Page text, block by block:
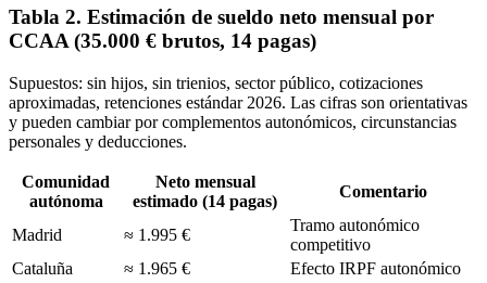
Tabla 2. Estimación de sueldo neto mensual por
CCAA (35.000 € brutos, 14 pagas)
Supuestos: sin hijos, sin trienios, sector público, cotizaciones
aproximadas, retenciones estándar 2026. Las cifras son orientativas
y pueden cambiar por complementos autonómicos, circunstancias
personales y deducciones.
Comunidad
autónoma
Neto mensual
estimado (14 pagas)
Comentario
Madrid ≈ 1.995 €
Tramo autonómico
competitivo
Cataluña
≈ 1.965 €
Efecto IRPF autonómico